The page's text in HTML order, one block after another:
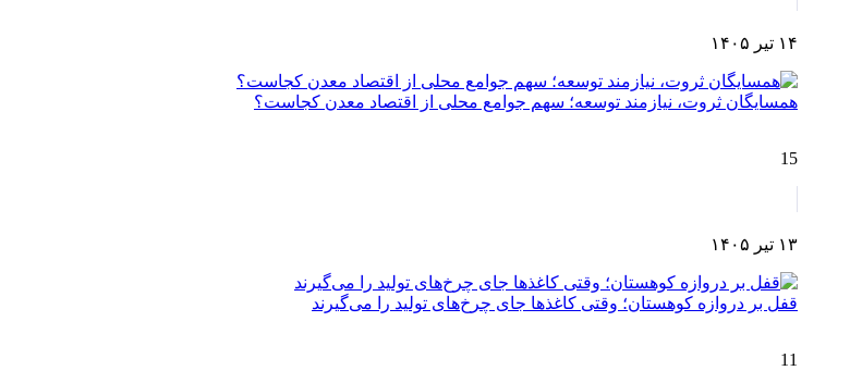
۱۴ تیر ۱۴۰۵
همسایگان ثروت، نیازمند توسعه؛ سهم جوامع محلی از اقتصاد معدن کجاست؟
15
۱۳ تیر ۱۴۰۵
قفل بر دروازه کوهستان؛ وقتی کاغذها جای چرخ‌های تولید را می‌گیرند
11